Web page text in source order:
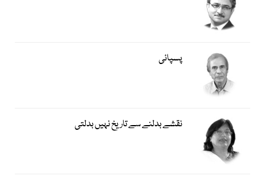
پسپائی
نقشے بدلنے سے تاریخ نہیں بدلتی